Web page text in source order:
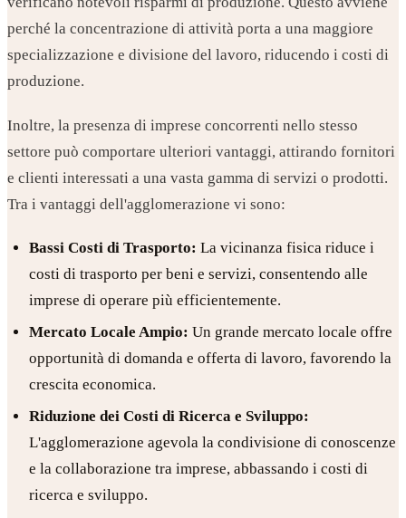
perché la concentrazione di attività porta a una maggiore
specializzazione e divisione del lavoro, riducendo i costi di
produzione.
Inoltre, la presenza di imprese concorrenti nello stesso
settore può comportare ulteriori vantaggi, attirando fornitori
e clienti interessati a una vasta gamma di servizi o prodotti.
Tra i vantaggi dell'agglomerazione vi sono:
Bassi Costi di Trasporto: La vicinanza fisica riduce i
costi di trasporto per beni e servizi, consentendo alle
imprese di operare più efficientemente.
Mercato Locale Ampio: Un grande mercato locale offre
opportunità di domanda e offerta di lavoro, favorendo la
crescita economica.
Riduzione dei Costi di Ricerca e Sviluppo:
L'agglomerazione agevola la condivisione di conoscenze
e la collaborazione tra imprese, abbassando i costi di
ricerca e sviluppo.